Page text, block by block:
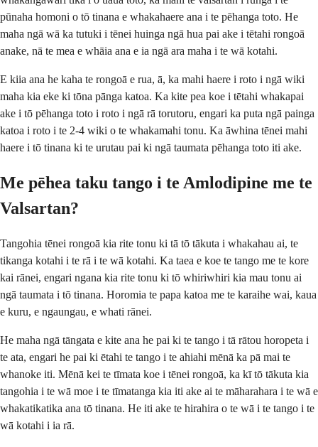
pūnaha homoni o tō tinana e whakahaere ana i te pēhanga toto. He
maha ngā wā ka tutuki i tēnei huinga ngā hua pai ake i tētahi rongoā
anake, nā te mea e whāia ana e ia ngā ara maha i te wā kotahi.
E kiia ana he kaha te rongoā e rua, ā, ka mahi haere i roto i ngā wiki
maha kia eke ki tōna pānga katoa. Ka kite pea koe i tētahi whakapai
ake i tō pēhanga toto i roto i ngā rā torutoru, engari ka puta ngā painga
katoa i roto i te 2-4 wiki o te whakamahi tonu. Ka āwhina tēnei mahi
haere i tō tinana ki te urutau pai ki ngā taumata pēhanga toto iti ake.
Me pēhea taku tango i te Amlodipine me te
Valsartan?
Tangohia tēnei rongoā kia rite tonu ki tā tō tākuta i whakahau ai, te
tikanga kotahi i te rā i te wā kotahi. Ka taea e koe te tango me te kore
kai rānei, engari ngana kia rite tonu ki tō whiriwhiri kia mau tonu ai
ngā taumata i tō tinana. Horomia te papa katoa me te karaihe wai, kaua
e kuru, e ngaungau, e whati rānei.
He maha ngā tāngata e kite ana he pai ki te tango i tā rātou horopeta i
te ata, engari he pai ki ētahi te tango i te ahiahi mēnā ka pā mai te
whanoke iti. Mēnā kei te tīmata koe i tēnei rongoā, ka kī tō tākuta kia
tangohia i te wā moe i te tīmatanga kia iti ake ai te māharahara i te wā e
whakatikatika ana tō tinana. He iti ake te hirahira o te wā i te tango i te
wā kotahi i ia rā.